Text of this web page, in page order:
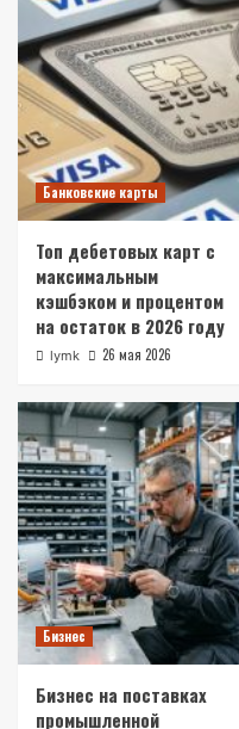
Банковские карты
Топ дебетовых карт с
максимальным
кэшбэком и процентом
на остаток в 2026 году
lymk 26 мая 2026
Бизнес
Бизнес на поставках
промышленной